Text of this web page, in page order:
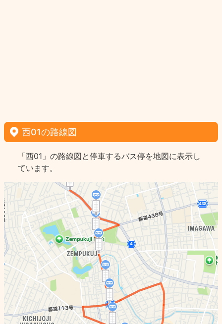
西01の路線図
「西01」の路線図と停車するバス停を地図に表示し
ています。